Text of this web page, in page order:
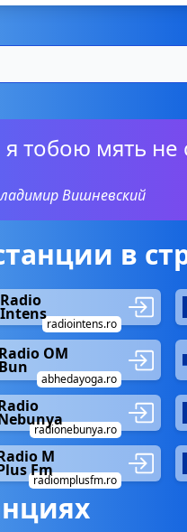
тобою мять не
Вишневский
в
Radio
Intens
radiointens.ro
Radio OM
Bun
abhedayoga.ro
radionebunya.ro
M
Fm
radiomplusfm.ro